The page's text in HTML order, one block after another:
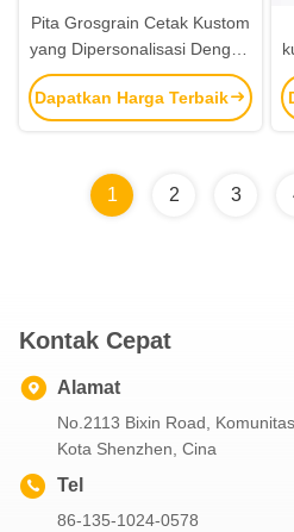
Pita Grosgrain Cetak Kustom
yang Dipersonalisasi Dengan
Logo 3D Timbul Untuk Merek
Mewah
Dapatkan Harga Terbaik
1 2 3
Kontak Cepat
Alamat
No.2113 Bixin Road,
Kota Shenzhen, Cina
Tel
86-135-1024-0578